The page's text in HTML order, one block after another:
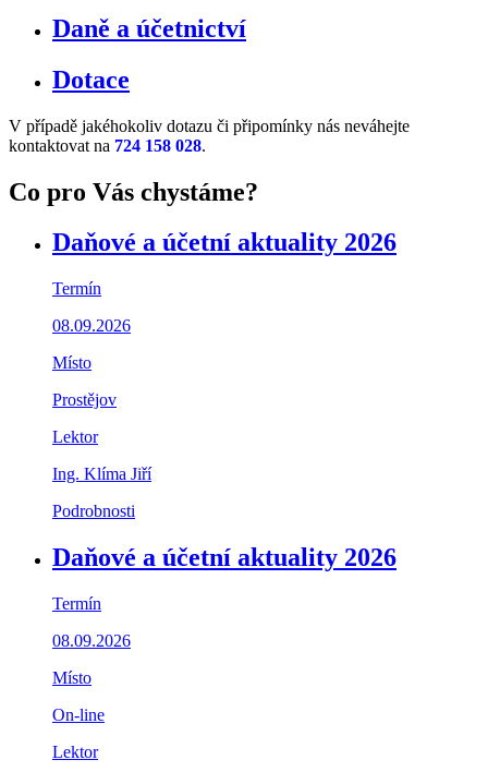
Daně a účetnictví
Dotace
V případě jakéhokoliv dotazu či připomínky nás neváhejte
kontaktovat na 724 158 028.
Co pro Vás chystáme?
Daňové a účetní aktuality 2026
Termín
08.09.2026
Místo
Prostějov
Lektor
Ing. Klíma Jiří
Podrobnosti
Daňové a účetní aktuality 2026
Termín
08.09.2026
Místo
On-line
Lektor